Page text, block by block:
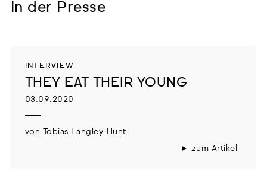
In der Presse
INTERVIEW
THEY EAT THEIR YOUNG
03.09.2020
von Tobias Langley-Hunt
zum Artikel